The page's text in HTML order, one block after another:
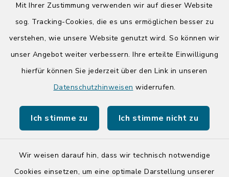
Mit Ihrer Zustimmung verwenden wir auf dieser Website
sog. Tracking-Cookies, die es uns ermöglichen besser zu
verstehen, wie unsere Website genutzt wird. So können wir
unser Angebot weiter verbessern. Ihre erteilte Einwilligung
hierfür können Sie jederzeit über den Link in unseren
Datenschutzhinweisen widerrufen.
Ich stimme zu Ich stimme nicht zu
Wir weisen darauf hin, dass wir technisch notwendige
Cookies einsetzen, um eine optimale Darstellung unserer
Donnerstag zusätzlich:
14:00-17:00 Uhr
Quicklinks
Tourist-Info der Stadt Bad Segeberg